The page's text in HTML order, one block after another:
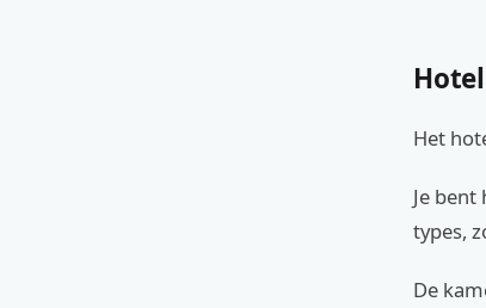
Het
Je
types,
De